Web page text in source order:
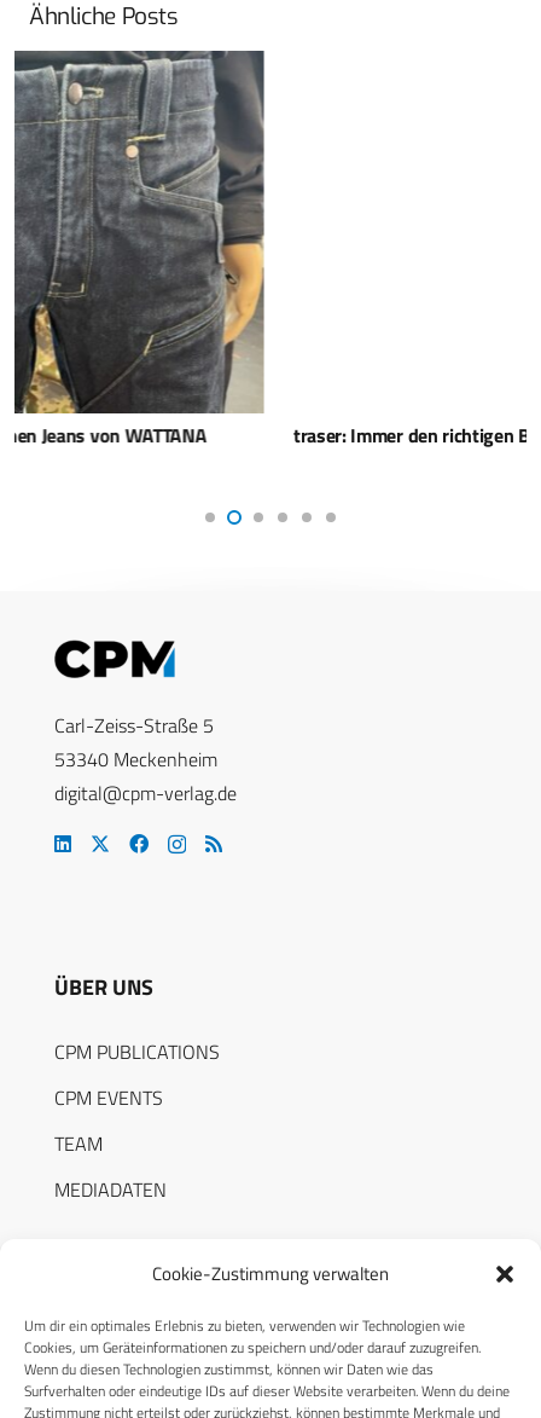
Cookie-Zustimmung verwalten
Um dir ein optimales Erlebnis zu bieten, verwenden wir Technologien wie
Cookies, um Geräteinformationen zu speichern und/oder darauf zuzugreifen.
Wenn du diesen Technologien zustimmst, können wir Daten wie das
Surfverhalten oder eindeutige IDs auf dieser Website verarbeiten. Wenn du deine
Zustimmung nicht erteilst oder zurückziehst, können bestimmte Merkmale und
Ähnliche Posts
traser: Immer den richtigen Begleiter am Arm
Carl-Zeiss-Straße 5
53340 Meckenheim
digital@cpm-verlag.de
ÜBER UNS
CPM PUBLICATIONS
CPM EVENTS
TEAM
MEDIADATEN
RECHTLICHES
Datenschutzerklärung